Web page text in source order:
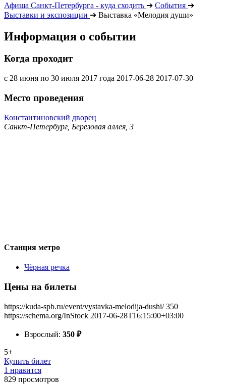
Афиша Санкт-Петербурга - куда сходить ➔ События ➔
Выставки и экспозиции ➔ Выставка «Мелодия души»
Информация о событии
Когда проходит
с 28 июня по 30 июля 2017 года 2017-06-28 2017-07-30
Место проведения
Константиновский дворец
Санкт-Петербург, Березовая аллея, 3
Станция метро
Чёрная речка
Цены на билеты
https://kuda-spb.ru/event/vystavka-melodija-dushi/ 350
https://schema.org/InStock 2017-06-28T16:15:00+03:00
Взрослый: 350 ₽
5+
Купить билет
1 нравится
829 просмотров